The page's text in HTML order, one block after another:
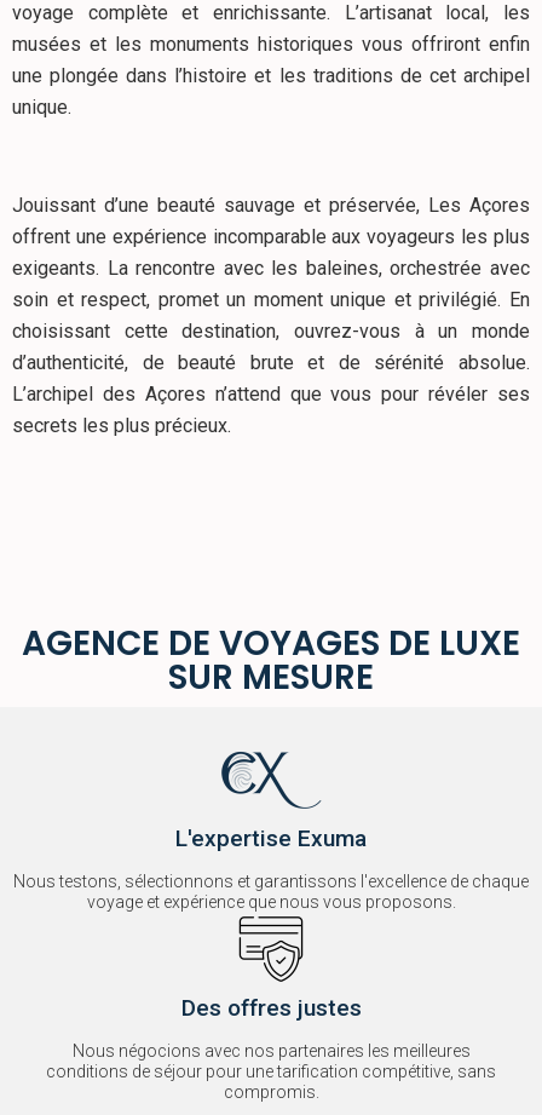
voyage complète et enrichissante. L’artisanat local, les
musées et les monuments historiques vous offriront enfin
une plongée dans l’histoire et les traditions de cet archipel
unique.
Jouissant d’une beauté sauvage et préservée, Les Açores
offrent une expérience incomparable aux voyageurs les plus
exigeants. La rencontre avec les baleines, orchestrée avec
soin et respect, promet un moment unique et privilégié. En
choisissant cette destination, ouvrez-vous à un monde
d’authenticité, de beauté brute et de sérénité absolue.
L’archipel des Açores n’attend que vous pour révéler ses
secrets les plus précieux.
AGENCE DE VOYAGES DE LUXE
SUR MESURE
L'expertise Exuma
Nous testons, sélectionnons et garantissons l'excellence de chaque
voyage et expérience que nous vous proposons.
Des offres justes
Nous négocions avec nos partenaires les meilleures
conditions de séjour pour une tarification compétitive, sans
compromis.